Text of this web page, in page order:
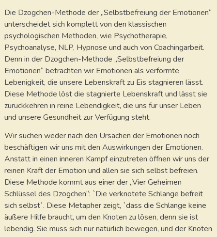
Die Dzogchen-Methode der „Selbstbefreiung der Emotionen“
unterscheidet sich komplett von den klassischen
psychologischen Methoden, wie Psychotherapie,
Psychoanalyse, NLP, Hypnose und auch von Coachingarbeit.
Denn in der Dzogchen-Methode „Selbstbefreiung der
Emotionen“ betrachten wir Emotionen als verformte
Lebenigkeit, die unsere Lebenskraft zu Eis stagnieren lässt.
Diese Methode löst die stagnierte Lebenskraft und lässt sie
zurückkehren in reine Lebendigkeit, die uns für unser Leben
und unsere Gesundheit zur Verfügung steht.
Wir suchen weder nach den Ursachen der Emotionen noch
beschäftigen wir uns mit den Auswirkungen der Emotionen.
Anstatt in einen inneren Kampf einzutreten öffnen wir uns der
reinen Kraft der Emotion und allen sie sich selbst befreien.
Diese Methode kommt aus einer der „Vier Geheimen
Schlüssel des Dzogchen“: `Die verknotete Schlange befreit
sich selbst´. Diese Metapher zeigt, `dass die Schlange keine
äußere Hilfe braucht, um den Knoten zu lösen, denn sie ist
lebendig. Sie muss sich nur natürlich bewegen, und der Knoten